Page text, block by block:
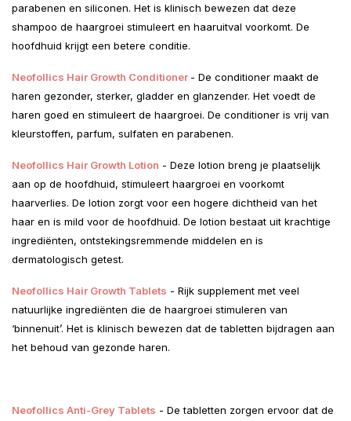
parabenen en siliconen. Het is klinisch bewezen dat deze
shampoo de haargroei stimuleert en haaruitval voorkomt. De
hoofdhuid krijgt een betere conditie.
Neofollics Hair Growth Conditioner - De conditioner maakt de
haren gezonder, sterker, gladder en glanzender. Het voedt de
haren goed en stimuleert de haargroei. De conditioner is vrij van
kleurstoffen, parfum, sulfaten en parabenen.
Neofollics Hair Growth Lotion - Deze lotion breng je plaatselijk
aan op de hoofdhuid, stimuleert haargroei en voorkomt
haarverlies. De lotion zorgt voor een hogere dichtheid van het
haar en is mild voor de hoofdhuid. De lotion bestaat uit krachtige
ingrediënten, ontstekingsremmende middelen en is
dermatologisch getest.
Neofollics Hair Growth Tablets - Rijk supplement met veel
natuurlijke ingrediënten die de haargroei stimuleren van
‘binnenuit’. Het is klinisch bewezen dat de tabletten bijdragen aan
het behoud van gezonde haren.
Neofollics Anti-Grey Tablets - De tabletten zorgen ervoor dat de